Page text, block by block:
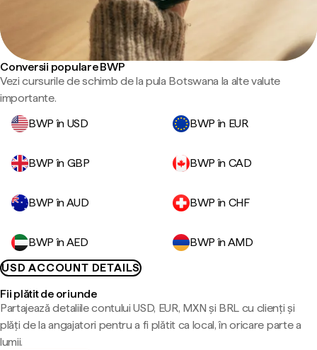
Conversii populare BWP
Vezi cursurile de schimb de la pula Botswana la alte valute
importante.
BWP în USD
BWP în EUR
BWP în GBP BWP în CAD
BWP în AUD BWP în CHF
BWP în AED
BWP în AMD
USD ACCOUNT DETAILS
Fii plătit de oriunde
Partajează detaliile contului USD, EUR, MXN și BRL cu clienți și
plăți de la angajatori pentru a fi plătit ca local, în oricare parte a
lumii.